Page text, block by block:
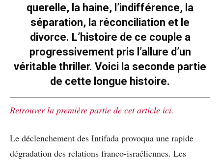
querelle, la haine, l’indifférence, la
séparation, la réconciliation et le
divorce. L’histoire de ce couple a
progressivement pris l’allure d’un
véritable thriller. Voici la seconde partie
de cette longue histoire.
Retrouver la première partie de cet article ici.
Le déclenchement des Intifada provoqua une rapide
dégradation des relations franco-israéliennes. Les